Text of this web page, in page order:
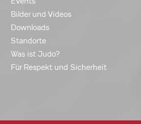
Bilder und Videos
Downloads
Standorte
Was ist Judo?
Für Respekt und Sicherheit